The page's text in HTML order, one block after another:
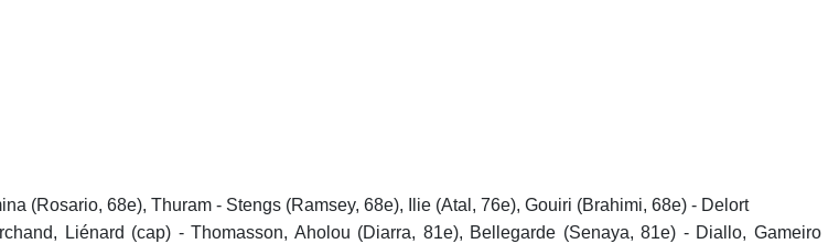
(Rosario, 68e), Thuram - Stengs (Ramsey, 68e), Ilie (Atal, 76e), Gouiri (Brahimi, 68e) - Delort
Liénard (cap) - Thomasson, Aholou (Diarra, 81e), Bellegarde (Senaya, 81e) - Diallo, Gameiro